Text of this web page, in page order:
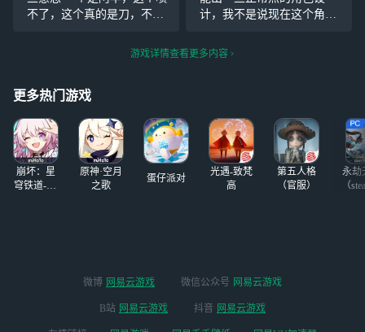
看下去的欲望，没
有紧迫感和代入
不了，这个真的是刀，不过
好向，传影，代表阿丰为他
结被抓去做实验的时候太小
计，我不是说现在这个角色
我就不说某些角色，看着像
游戏详情查看更多内容
更多热门游戏
崩坏：星
穹铁道-4.4
原神·空月
之歌
蛋仔派对
光遇-致梵
高
第五人格
（官服）
永劫
（
微博 网易云游戏 微信公众号 网易云游戏
B站 网易云游戏 抖音 网易云游戏